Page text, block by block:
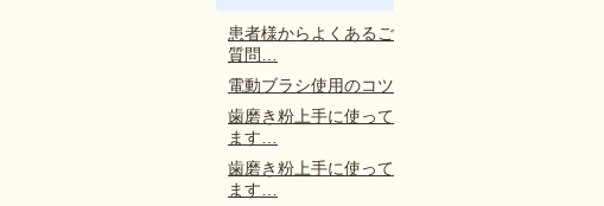
患者様からよくあるご
質問…
電動ブラシ使用のコツ
歯磨き粉上手に使って
ます…
歯磨き粉上手に使って
ます…